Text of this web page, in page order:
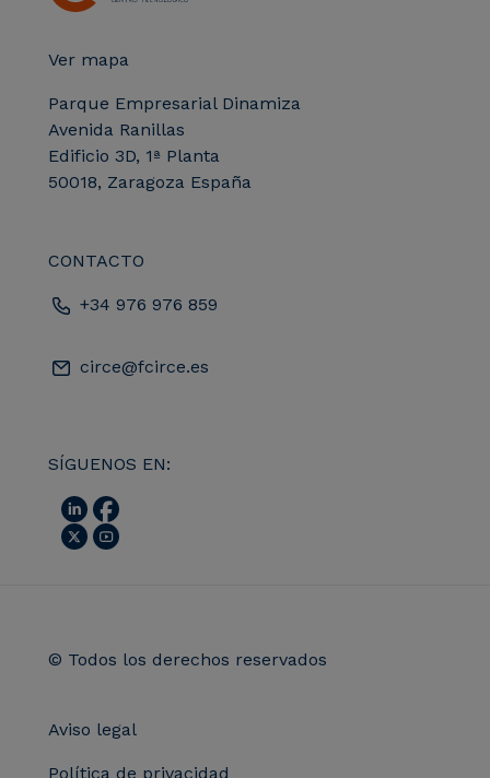
Ver mapa
Parque Empresarial Dinamiza
Avenida Ranillas
Edificio 3D, 1ª Planta
50018, Zaragoza España
CONTACTO
+34 976 976 859
circe@fcirce.es
SÍGUENOS EN:
© Todos los derechos reservados
Aviso legal
Política de privacidad